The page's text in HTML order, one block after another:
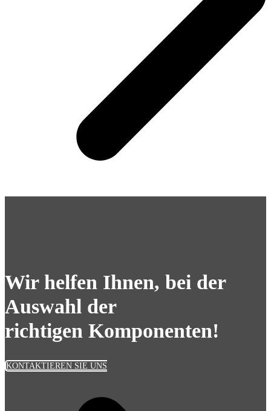
Wir helfen Ihnen, bei der
Auswahl der
richtigen Komponenten!
KONTAKTIEREN SIE UNS